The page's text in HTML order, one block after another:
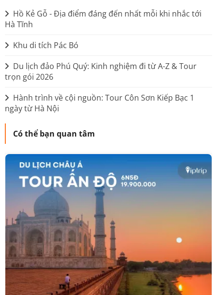
Hồ Kẻ Gỗ - Địa điểm đáng đến nhất mỗi khi nhắc tới
Hà Tĩnh
Khu di tích Pác Bó
Du lịch đảo Phú Quý: Kinh nghiệm đi từ A-Z & Tour
trọn gói 2026
Hành trình về cội nguồn: Tour Côn Sơn Kiếp Bạc 1
ngày từ Hà Nội
Có thể bạn quan tâm